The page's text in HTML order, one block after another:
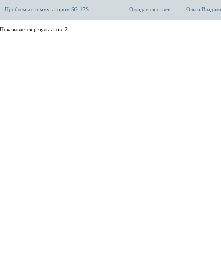
Проблемы с коммутатором SG-17S Ожидается ответ Ольга
Показывается результатов: 2.